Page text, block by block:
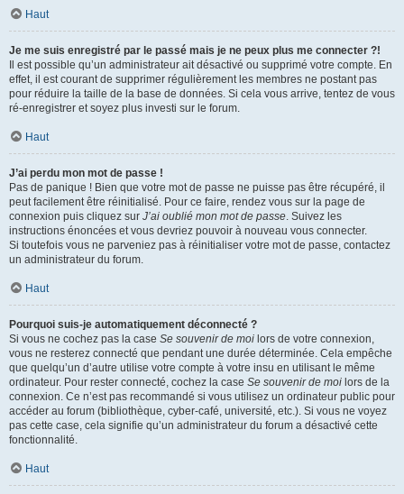
Haut
Je me suis enregistré par le passé mais je ne peux plus me connecter ?!
Il est possible qu’un administrateur ait désactivé ou supprimé votre compte. En
effet, il est courant de supprimer régulièrement les membres ne postant pas
pour réduire la taille de la base de données. Si cela vous arrive, tentez de vous
ré-enregistrer et soyez plus investi sur le forum.
Haut
J’ai perdu mon mot de passe !
Pas de panique ! Bien que votre mot de passe ne puisse pas être récupéré, il
peut facilement être réinitialisé. Pour ce faire, rendez vous sur la page de
connexion puis cliquez sur J’ai oublié mon mot de passe. Suivez les
instructions énoncées et vous devriez pouvoir à nouveau vous connecter.
Si toutefois vous ne parveniez pas à réinitialiser votre mot de passe, contactez
un administrateur du forum.
Haut
Pourquoi suis-je automatiquement déconnecté ?
Si vous ne cochez pas la case Se souvenir de moi lors de votre connexion,
vous ne resterez connecté que pendant une durée déterminée. Cela empêche
que quelqu’un d’autre utilise votre compte à votre insu en utilisant le même
ordinateur. Pour rester connecté, cochez la case Se souvenir de moi lors de la
connexion. Ce n’est pas recommandé si vous utilisez un ordinateur public pour
accéder au forum (bibliothèque, cyber-café, université, etc.). Si vous ne voyez
pas cette case, cela signifie qu’un administrateur du forum a désactivé cette
fonctionnalité.
Haut